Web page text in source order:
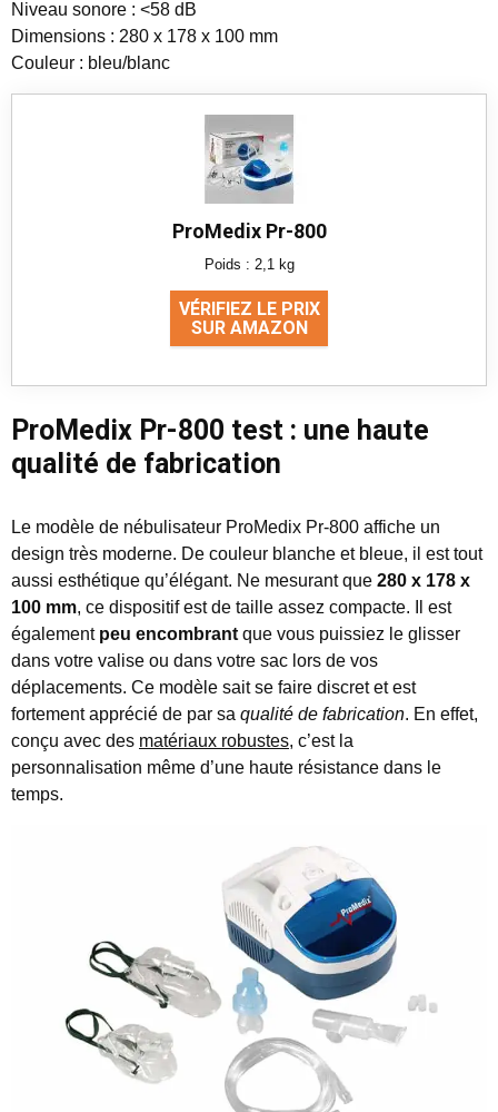
Niveau sonore : <58 dB
Dimensions : 280 x 178 x 100 mm
Couleur : bleu/blanc
ProMedix Pr-800
Poids : 2,1 kg
VÉRIFIEZ LE PRIX
SUR AMAZON
ProMedix Pr-800 test : une haute
qualité de fabrication
Le modèle de nébulisateur ProMedix Pr-800 affiche un
design très moderne. De couleur blanche et bleue, il est tout
aussi esthétique qu’élégant. Ne mesurant que 280 x 178 x
100 mm, ce dispositif est de taille assez compacte. Il est
également peu encombrant que vous puissiez le glisser
dans votre valise ou dans votre sac lors de vos
déplacements. Ce modèle sait se faire discret et est
fortement apprécié de par sa qualité de fabrication. En effet,
conçu avec des matériaux robustes, c’est la
personnalisation même d’une haute résistance dans le
temps.